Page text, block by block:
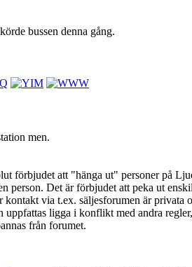
bussen denna gång.
men.
förbjudet att "hänga ut" personer på
person. Det är förbjudet att peka ut
kontakt via t.ex. säljesforumen är
uppfattas ligga i konflikt med andra
från forumet.